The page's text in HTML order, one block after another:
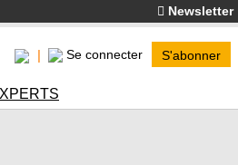
Newsletter
Se connecter S'abonner